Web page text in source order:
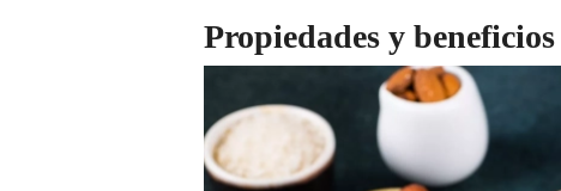
Propiedades y beneficios